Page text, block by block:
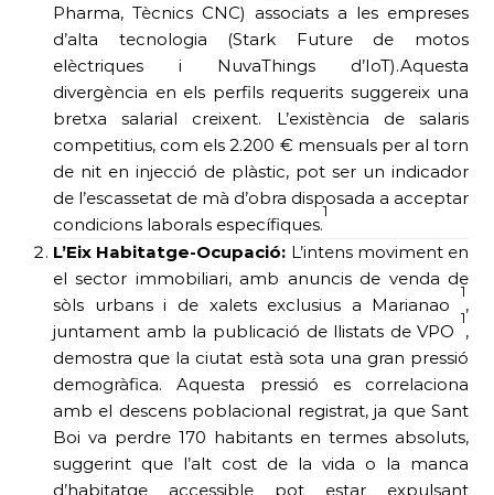
Pharma, Tècnics CNC) associats a les empreses
d’alta tecnologia (Stark Future de motos
elèctriques i NuvaThings d’IoT).Aquesta
divergència en els perfils requerits suggereix una
bretxa salarial creixent. L’existència de salaris
competitius, com els 2.200 € mensuals per al torn
de nit en injecció de plàstic, pot ser un indicador
de l’escassetat de mà d’obra disposada a acceptar
condicions laborals específiques.
1
L’Eix Habitatge-Ocupació: L’intens moviment en
el sector immobiliari, amb anuncis de venda de
sòls urbans i de xalets exclusius a Marianao
1
,
juntament amb la publicació de llistats de VPO
1
,
demostra que la ciutat està sota una gran pressió
demogràfica. Aquesta pressió es correlaciona
amb el descens poblacional registrat, ja que Sant
Boi va perdre 170 habitants en termes absoluts,
suggerint que l’alt cost de la vida o la manca
d’habitatge accessible pot estar expulsant